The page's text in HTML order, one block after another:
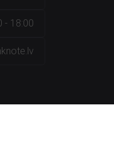
- 18:00